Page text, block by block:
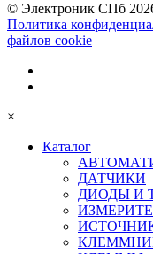
© Электроник СПб
Политика
файлов cookie
×
Каталог
ДАТЧИКИ
ДИОДЫ И